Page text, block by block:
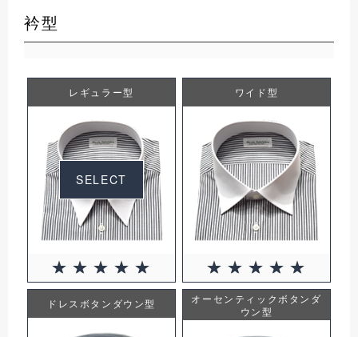
衿型
レギュラー型
SELECT
ワイド型
ドレスボタンダウン型
オーセンティックボタンダ
ウン型